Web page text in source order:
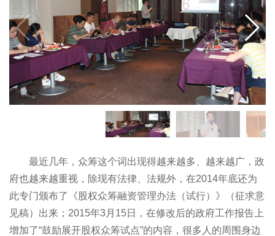
最近几年，众筹这个词出现得越来越多、越来越广，政
府也越来越重视，除现有法律、法规外，在2014年底还为
此专门颁布了《股权众筹融资管理办法（试行）》（征求意
见稿）出来；2015年3月15日，在修改后的政府工作报告上
增加了“鼓励展开股权众筹试点”的内容，很多人的周围身边